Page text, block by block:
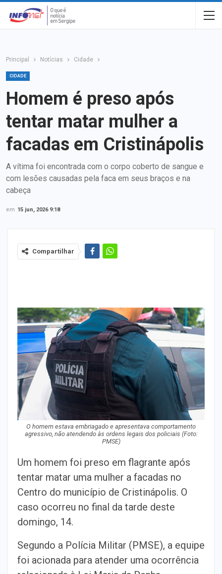
Principal Notícias Cidade
CIDADE
Homem é preso após
tentar matar mulher a
facadas em Cristinápolis
A vítima foi encontrada com o corpo coberto de sangue e
com lesões causadas pela faca em seus braços e na
cabeça
em 15 jun, 2026 9:18
Compartilhar
O homem estava embriagado e apresentava comportamento
agressivo, não atendendo às ordens legais dos policiais (Foto:
PMSE)
Um homem foi preso em flagrante após
tentar matar uma mulher a facadas no
Centro do município de Cristinápolis. O
caso ocorreu no final da tarde deste
domingo, 14.
Segundo a Polícia Militar (PMSE), a equipe
foi acionada para atender uma ocorrência